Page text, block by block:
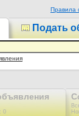
Правила
Подать
0